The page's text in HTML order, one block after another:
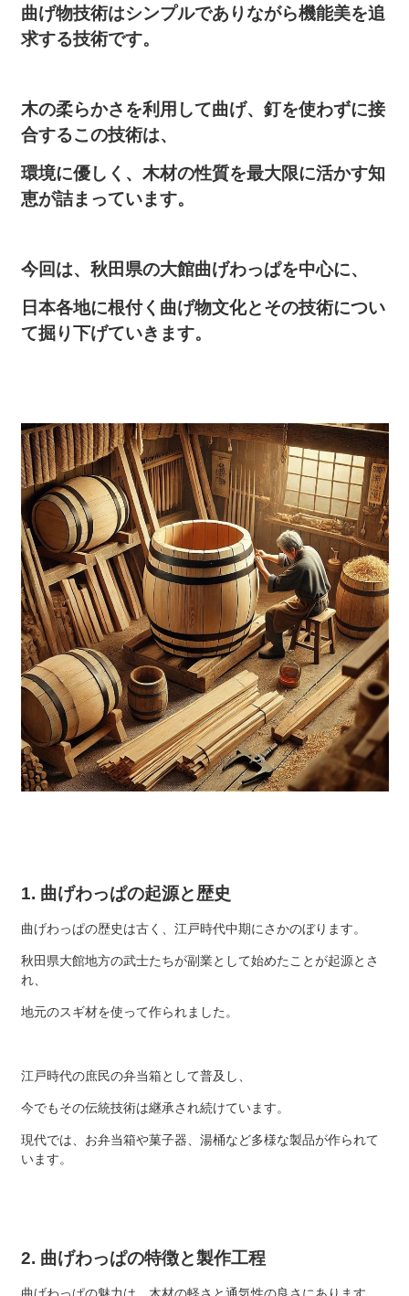
曲げ物技術はシンプルでありながら機能美を追
求する技術です。
木の柔らかさを利用して曲げ、釘を使わずに接
合するこの技術は、
環境に優しく、木材の性質を最大限に活かす知
恵が詰まっています。
今回は、秋田県の大館曲げわっぱを中心に、
日本各地に根付く曲げ物文化とその技術につい
て掘り下げていきます。
1. 曲げわっぱの起源と歴史
曲げわっぱの歴史は古く、江戸時代中期にさかのぼります。
秋田県大館地方の武士たちが副業として始めたことが起源とさ
れ、
地元のスギ材を使って作られました。
江戸時代の庶民の弁当箱として普及し、
今でもその伝統技術は継承され続けています。
現代では、お弁当箱や菓子器、湯桶など多様な製品が作られて
います。
2. 曲げわっぱの特徴と製作工程
曲げわっぱの魅力は、木材の軽さと通気性の良さにあります。